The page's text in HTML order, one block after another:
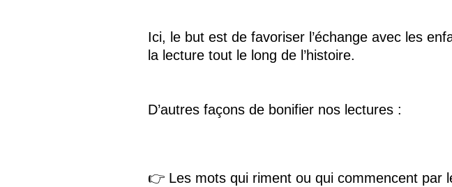
Ici, le but est de favoriser l’échange avec les
la lecture tout le long de l’histoire.
D’autres façons de bonifier nos lectures :
👉 Les mots qui riment ou qui commencent par